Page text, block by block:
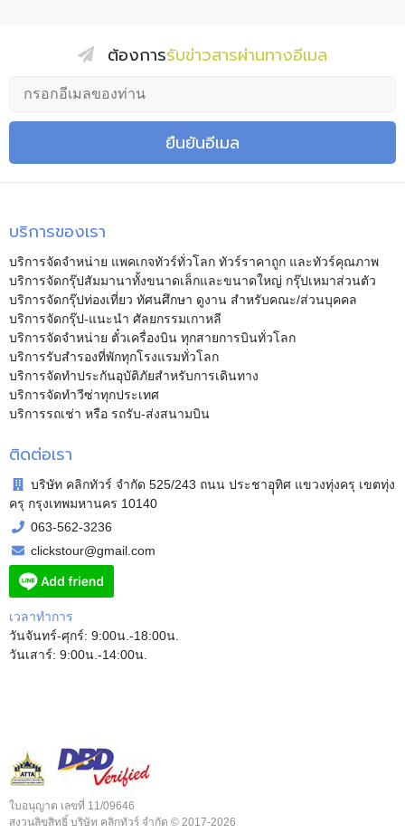
ต้องการรับข่าวสารผ่านทางอีเมล
ยืนยันอีเมล
บริการของเรา
บริการจัดจำหน่าย แพคเกจทัวร์ทั่วโลก ทัวร์ราคาถูก และทัวร์คุณภาพ
บริการจัดกรุ๊ปสัมมานาทั้งขนาดเล็กและขนาดใหญ่ กรุ๊ปเหมาส่วนตัว
บริการจัดกรุ๊ปท่องเที่ยว ทัศนศึกษา ดูงาน สำหรับคณะ/ส่วนบุคคล
บริการจัดกรุ๊ป-แนะนำ ศัลยกรรมเกาหลี
บริการจัดจำหน่าย ตั๋วเครื่องบิน ทุกสายการบินทั่วโลก
บริการรับสำรองที่พักทุกโรงแรมทั่วโลก
บริการจัดทำประกันอุบัติภัยสำหรับการเดินทาง
บริการจัดทำวีซ่าทุกประเทศ
บริการรถเช่า หรือ รถรับ-ส่งสนามบิน
ติดต่อเรา
บริษัท คลิกทัวร์ จำกัด 525/243 ถนน ประชาอุุทิศ แขวงทุ่งครุ เขตทุ่ง
ครุ กรุงเทพมหานคร 10140
063-562-3236
clickstour@gmail.com
เวลาทำการ
วันจันทร์-ศุกร์: 9:00น.-18:00น.
วันเสาร์: 9:00น.-14:00น.
ใบอนุญาต เลขที่ 11/09646
สงวนลิขสิทธิ์ บริษัท คลิกทัวร์ จำกัด © 2017-2026